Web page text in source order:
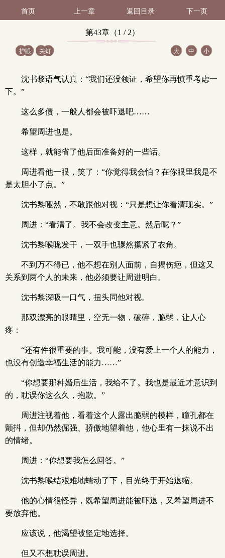
首页 上一章 返回目录 下一页
第43章（1 / 2）
护眼 关灯 大 中 小
沈书黎语气认真：“我们还没领证，希望你再慎重考虑一
下。”
这么多债，一般人都会被吓退吧……
希望周进也是。
这样，就能省了他后面准备好的一些话。
周进看他一眼，笑了：“你觉得我会怕？在你眼里我是不
是太胆小了点。”
沈书黎哑然，不敢跟他对视：“只是想让你看清现实。”
周进：“看清了。我不会改变主意。然后呢？”
沈书黎喉咙发干，一双手也骤然攥紧了衣角。
不到万不得已，他不想在别人面前，自揭伤疤，但这又
关系到两个人的未来，他必须要让周进明白。
沈书黎深吸一口气，扭头同他对视。
那双漂亮的眼睛里，空无一物，破碎，脆弱，让人心
疼：
“还有件很重要的事。我可能，没有爱上一个人的能力，
也没有创造幸福生活的能力……”
“你想要那种婚后生活，我给不了。我也是最近才意识到
的，耽误你这么久，抱歉。”
周进注视着他，看着这个人露出脆弱的模样，瞳孔都在
颤抖，但却仍然倔强、骄傲地望着他，他心里有一抹说不出
的情绪。
周进：“你想要我怎么回答。”
沈书黎喉结艰难地蠕动了下，目光终于开始退缩。
他的心情很怪异，既希望周进能被吓退，又希望周进不
要放弃他。
应该说，他渴望被坚定地选择。
但又不想耽误周进。